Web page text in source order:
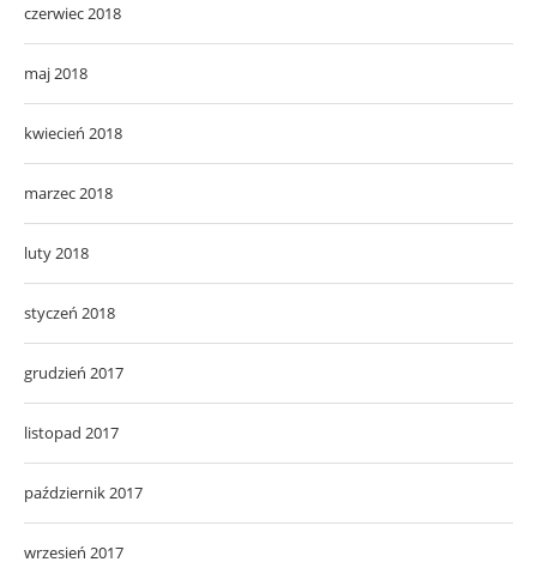
czerwiec 2018
maj 2018
kwiecień 2018
marzec 2018
luty 2018
styczeń 2018
grudzień 2017
listopad 2017
październik 2017
wrzesień 2017